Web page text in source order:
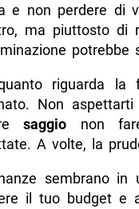
e non perdere di
ma piuttosto di
potrebbe
riguarda
Non aspettarti
saggio non
A volte, la
sembrano in
il tuo budget e